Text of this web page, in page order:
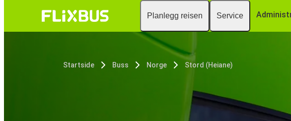
Planlegg reisen Service
Startside Buss Norge Stord (Heiane)